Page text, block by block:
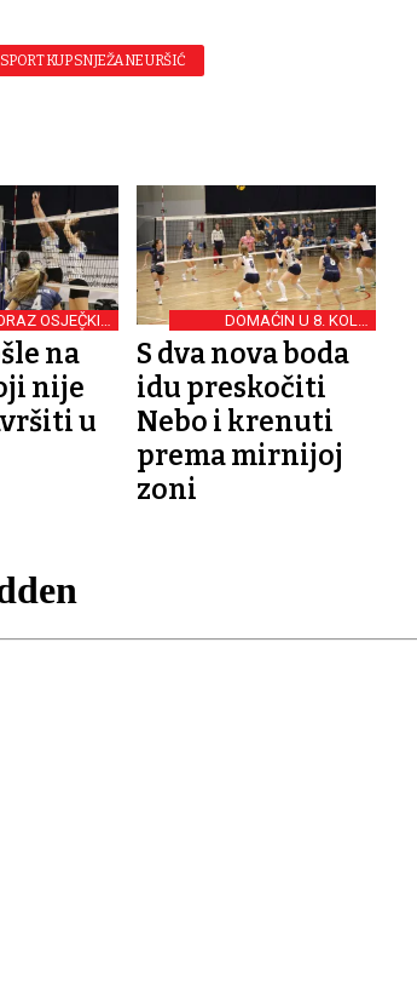
KUP SNJEŽANE URŠIĆ
OSJEČKIH
ODBOJKAŠICA
na
nije
u
DOMAĆIN U 8. KOLU
SUPERLIGE
S dva nova boda
idu preskočiti
Nebo i krenuti
prema mirnijoj
zoni